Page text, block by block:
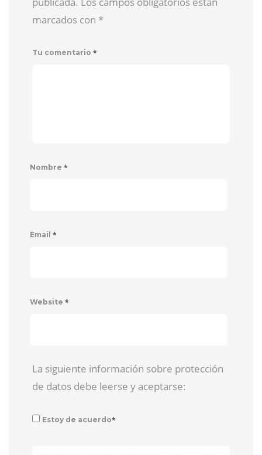
marcados con *
Tu comentario *
Nombre *
Email *
Website *
La siguiente información sobre protección
de datos debe leerse y aceptarse:
Estoy de acuerdo*